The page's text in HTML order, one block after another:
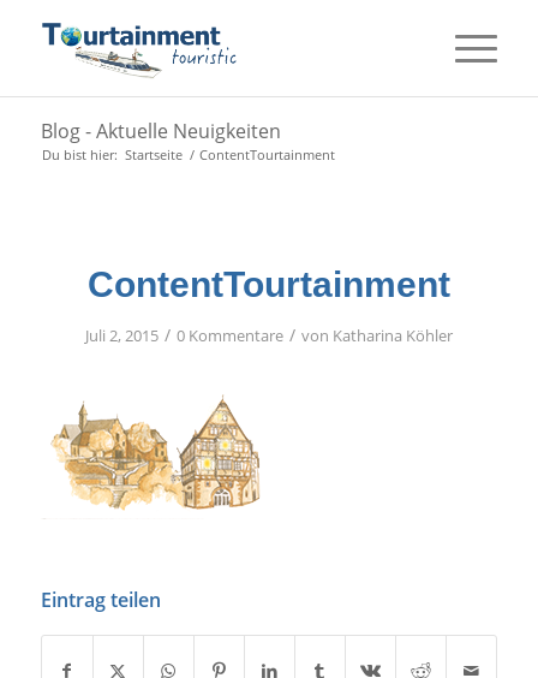
Blog - Aktuelle Neuigkeiten
Du bist hier: Startseite / ContentTourtainment
ContentTourtainment
Juli 2, 2015 / 0 Kommentare / von Katharina Köhler
Eintrag teilen